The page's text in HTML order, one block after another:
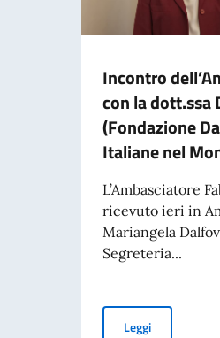
Incontro
con la dott.ssa
(Fondazione
Italiane nel
L’Ambasciatore
ricevuto ieri in
Mariangela
Segreteria...
LeggiIncontro